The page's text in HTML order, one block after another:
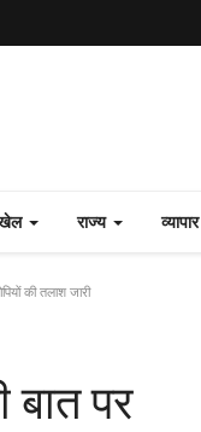
राज्य व्यापार
की तलाश जारी
बात पर